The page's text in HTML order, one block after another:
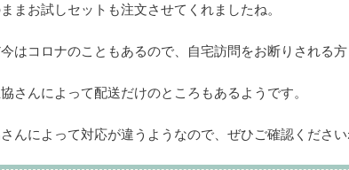
まお試しセットも注文させてくれましたね。
はコロナのこともあるので、自宅訪問をお断りされる方
さんによって配送だけのところもあるようです。
んによって対応が違うようなので、ぜひご確認ください